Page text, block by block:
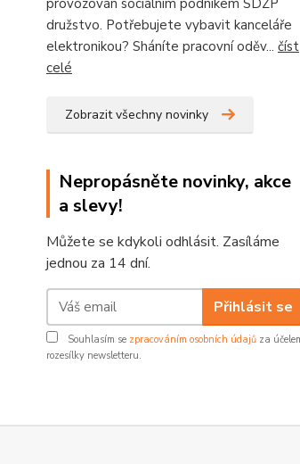
provozován sociálním podnikem SDZP
družstvo. Potřebujete vybavit kanceláře
elektronikou? Sháníte pracovní oděv... číst
celé
Zobrazit všechny novinky
Nepropásněte novinky, akce
a slevy!
Můžete se kdykoli odhlásit. Zasíláme
jednou za 14 dní.
Přihlásit se
Souhlasím se zpracováním osobních údajů za
rozesílky newsletteru.